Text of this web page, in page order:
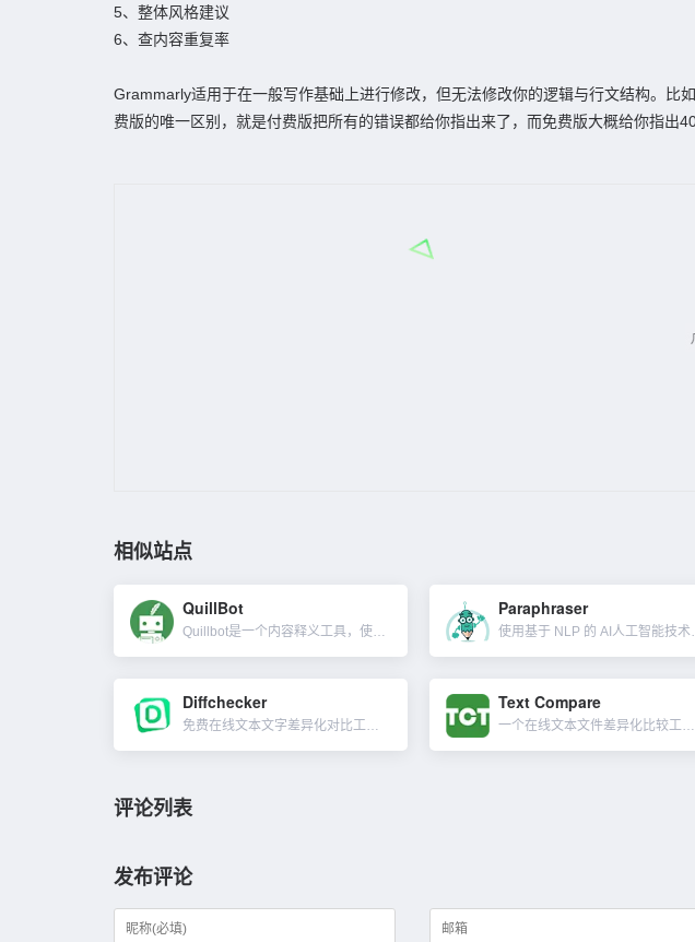
5、整体风格建议
6、查内容重复率
Grammarly适用于在一般写作基础上进行修改，但无法修改你的逻辑与行文结构。
费版的唯一区别，就是付费版把所有的错误都给你指出来了，而免费版大概给你指出
相似站点
QuillBot
Quillbot是一个内容释义工具，使用机器学习和人工智能来改写内容。通俗点讲就是伪原创及同义词替换工具，重写模式有：标准、流利、正式的、简单的、有创造力的、扩张、缩短等。对英文比较友好，QuillB...
Paraphraser
使用基于 NLP 的 AI人工智能技术来准确
Diffchecker
免费在线文本文字差异化对比工具。可以让你比较文本的两个版本发生了哪些更改，或者需要比较两个相似的文档以查看它们的不同之处。除此之外，Diffchecker还有更多工具，比如找到图片或其他图像之间的差异...
Text Compare
一个在线文本文件差异化比较工具。可让你轻松进行文本比较并找出两个文本之间的差异，只需粘贴这两个文本并点击比较按钮。两个文本并排显示，突出显示了不同之处。它不会突出显示包含差异的整行，而只会突出显示差异...
评论列表
发布评论